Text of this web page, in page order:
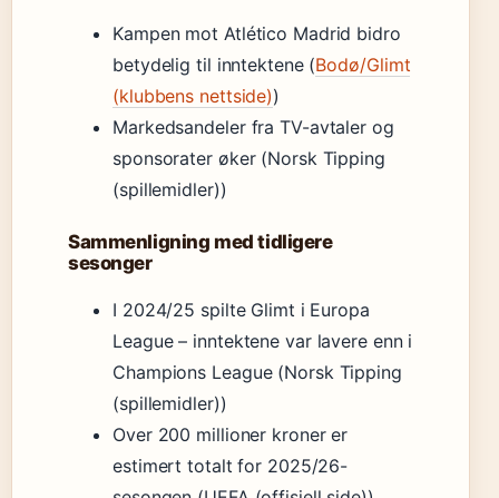
Kampen mot Atlético Madrid bidro
betydelig til inntektene (Bodø/Glimt
(klubbens nettside))
Markedsandeler fra TV-avtaler og
sponsorater øker (Norsk Tipping
(spillemidler))
Sammenligning med tidligere
sesonger
I 2024/25 spilte Glimt i Europa
League – inntektene var lavere enn i
Champions League (Norsk Tipping
(spillemidler))
Over 200 millioner kroner er
estimert totalt for 2025/26-